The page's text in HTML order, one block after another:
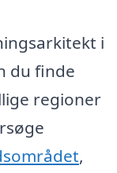
i
du finde
regioner
,